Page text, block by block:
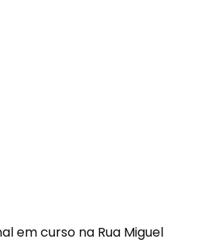
em curso na Rua Miguel